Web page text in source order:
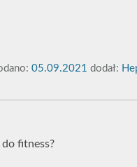
05.09.2021 dodał:
fitness?